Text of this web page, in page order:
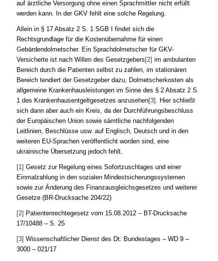
auf ärztliche Versorgung ohne einen Sprachmittler nicht erfüllt
werden kann. In der GKV fehlt eine solche Regelung.
Allein in § 17 Absatz 2 S. 1 SGB I findet sich die
Rechtsgrundlage für die Kostenübernahme für einen
Gebärdendolmetscher. Ein Sprachdolmetscher für GKV-
Versicherte ist nach Willen des Gesetzgebers[2] im ambulanten
Bereich durch die Patienten selbst zu zahlen, im stationären
Bereich tendiert der Gesetzgeber dazu, Dolmetscherkosten als
allgemeine Krankenhausleistungen im Sinne des § 2 Absatz 2 S.
1 des Krankenhausentgeltgesetzes anzusehen[3] . Hier schließt
sich dann aber auch ein Kreis, da der Durchführungsbeschluss
der Europäischen Union sowie sämtliche nachfolgenden
Leitlinien, Beschlüsse usw. auf Englisch, Deutsch und in den
weiteren EU-Sprachen veröffentlicht worden sind, eine
ukrainische Übersetzung jedoch fehlt.
[1] Gesetz zur Regelung eines Sofortzuschlages und einer
Einmalzahlung in den sozialen Mindestsicherungssystemen
sowie zur Änderung des Finanzausgleichsgesetzes und weiterer
Gesetze (BR-Drucksache 204/22)
[2] Patientenrechtegesetz vom 15.08.2012 – BT-Drucksache
17/10488 – S. 25
[3] Wissenschaftlicher Dienst des Dt. Bundestages – WD 9 –
3000 – 021/17